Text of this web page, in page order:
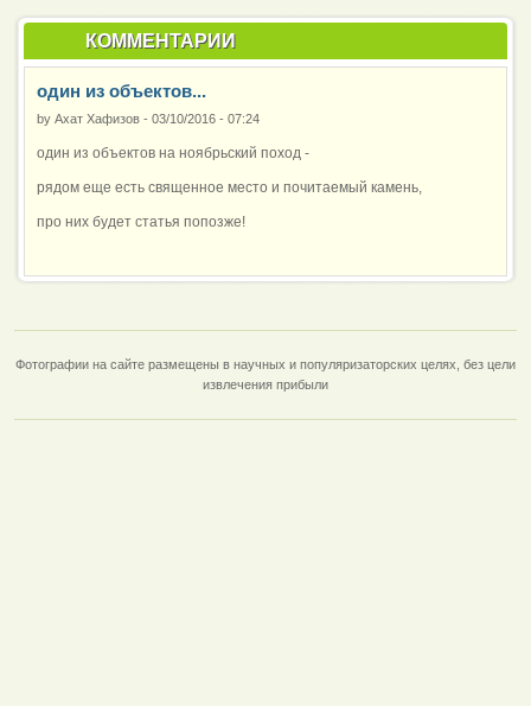
КОММЕНТАРИИ
один из объектов...
by Ахат Хафизов - 03/10/2016 - 07:24
один из объектов на ноябрьский поход -
рядом еще есть священное место и почитаемый камень,
про них будет статья попозже!
Фотографии на сайте размещены в научных и популяризаторских целях, без цели
извлечения прибыли